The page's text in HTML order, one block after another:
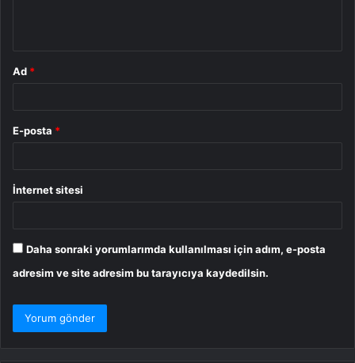
Ad *
E-posta *
İnternet sitesi
Daha sonraki yorumlarımda kullanılması için adım, e-posta
adresim ve site adresim bu tarayıcıya kaydedilsin.